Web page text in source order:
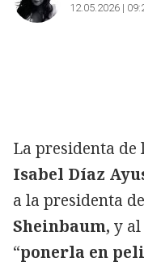
12.05.2026 |
La presidenta
Isabel Díaz
a la presidenta
Sheinbaum, y al
“ponerla en